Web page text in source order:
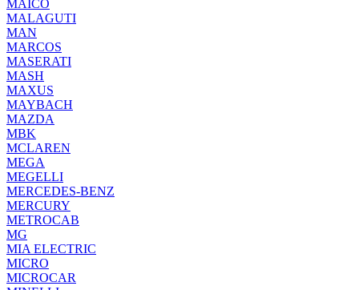
MAICO
MALAGUTI
MAN
MARCOS
MASERATI
MASH
MAXUS
MAYBACH
MAZDA
MBK
MCLAREN
MEGA
MEGELLI
MERCEDES-BENZ
MERCURY
METROCAB
MG
MIA ELECTRIC
MICRO
MICROCAR